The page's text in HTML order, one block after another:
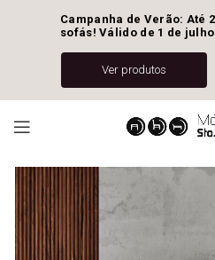
Campanha de Verão: Até
sofás! Válido de 1 de julho
Ver produtos